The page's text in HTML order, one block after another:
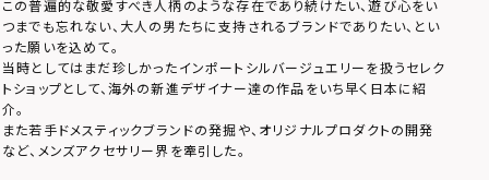
この普遍的な敬愛すべき人柄のような存在であり続けたい、遊び心をい
つまでも忘れない、大人の男たちに支持されるブランドでありたい、とい
った願いを込めて。
当時としてはまだ珍しかったインポートシルバージュエリーを扱うセレク
トショップとして、海外の新進デザイナー達の作品をいち早く日本に紹
介。
また若手ドメスティックブランドの発掘や、オリジナルプロダクトの開発
など、メンズアクセサリー界を牽引した。